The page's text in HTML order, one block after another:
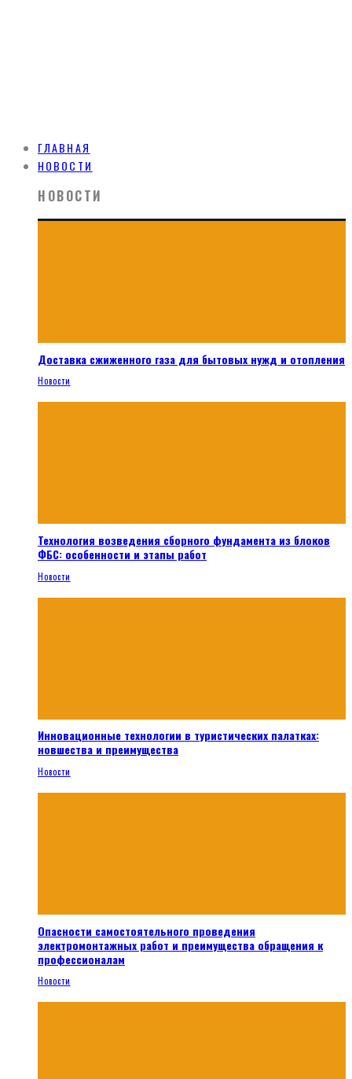
ГЛАВНАЯ
НОВОСТИ
НОВОСТИ
Доставка сжиженного газа для бытовых нужд и отопления
Новости
Технология возведения сборного фундамента из блоков
ФБС: особенности и этапы работ
Новости
Инновационные технологии в туристических палатках:
новшества и преимущества
Новости
Опасности самостоятельного проведения
электромонтажных работ и преимущества обращения к
профессионалам
Новости